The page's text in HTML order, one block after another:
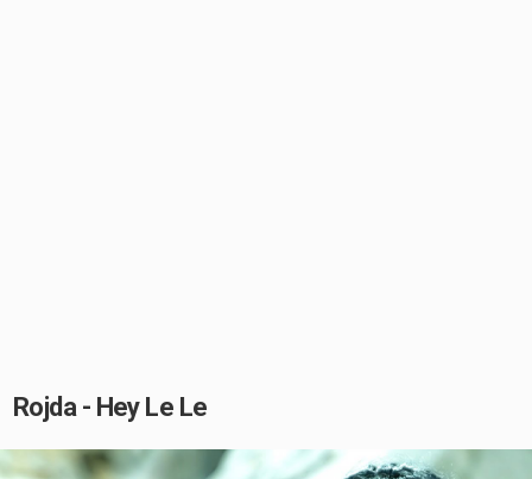
Rojda - Hey Le Le